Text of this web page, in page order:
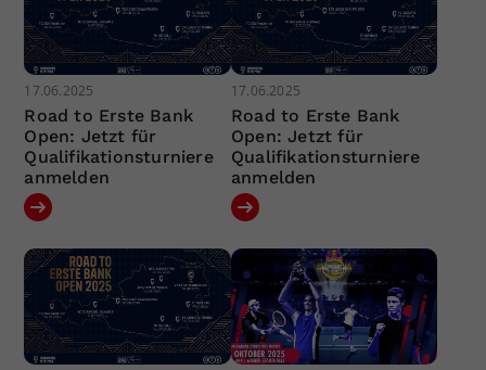
17.06.2025
Road to Erste Bank
Open: Jetzt für
Qualifikationsturniere
anmelden
17.06.2025
Road to Erste Bank
Open: Jetzt für
Qualifikationsturniere
anmelden